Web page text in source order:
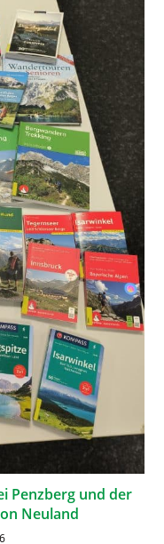
Penzberg und der
Neuland